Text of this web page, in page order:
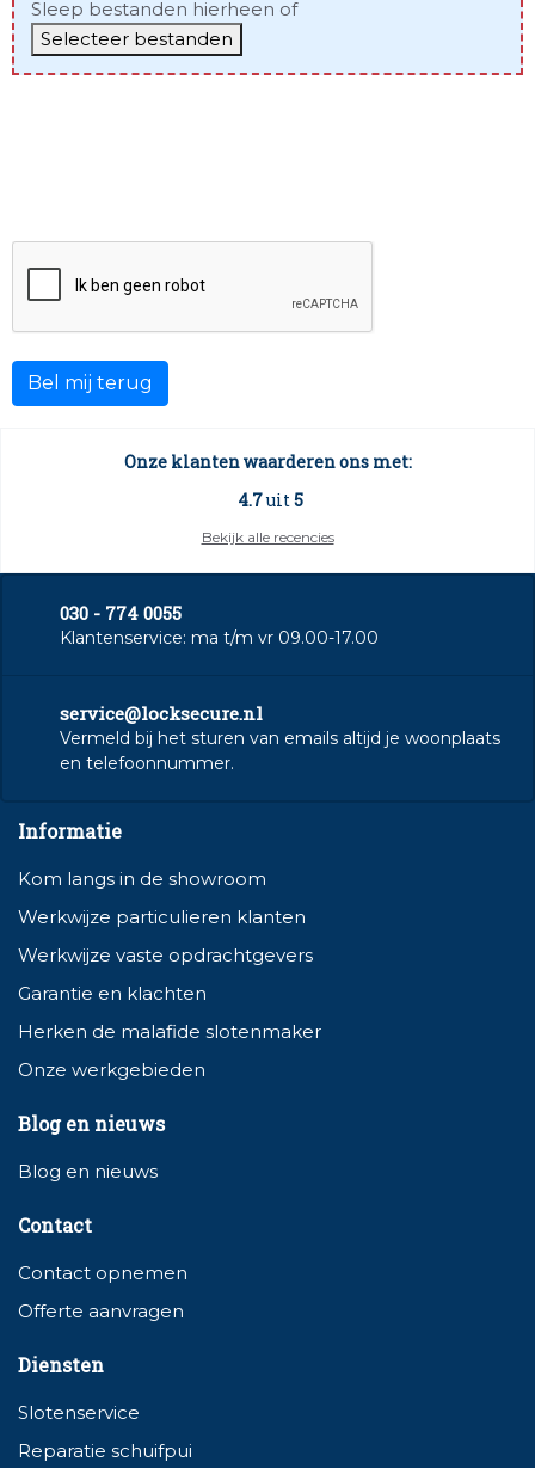
Sleep bestanden hierheen of
Selecteer bestanden
Onze klanten waarderen ons met:
4.7uit5
Bekijk alle recencies
Informatie
Kom langs in de showroom
Werkwijze particulieren klanten
Werkwijze vaste opdrachtgevers
Garantie en klachten
Herken de malafide slotenmaker
Onze werkgebieden
Blog en nieuws
Blog en nieuws
Contact
Contact opnemen
Offerte aanvragen
Diensten
Slotenservice
Reparatie schuifpui
030 - 774 0055
Klantenservice: ma t/m vr 09.00-17.00
service@locksecure.nl
Vermeld bij het sturen van emails altijd je woonplaats
en telefoonnummer.